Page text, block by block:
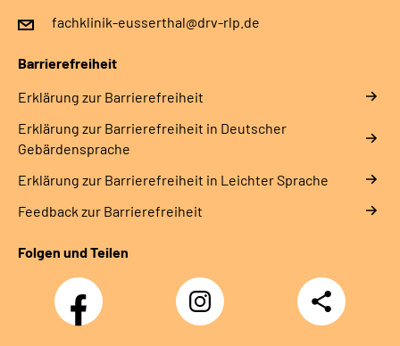
fachklinik-eusserthal@drv-rlp.de
Barrierefreiheit
Erklärung zur Barrierefreiheit
Erklärung zur Barrierefreiheit in Deutscher
Gebärdensprache
Erklärung zur Barrierefreiheit in Leichter Sprache
Feedback zur Barrierefreiheit
Folgen und Teilen
Facebook
Instagram
DRV
Nachwuchskräfte
Teilen